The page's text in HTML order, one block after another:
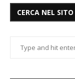
CERCA NEL SITO